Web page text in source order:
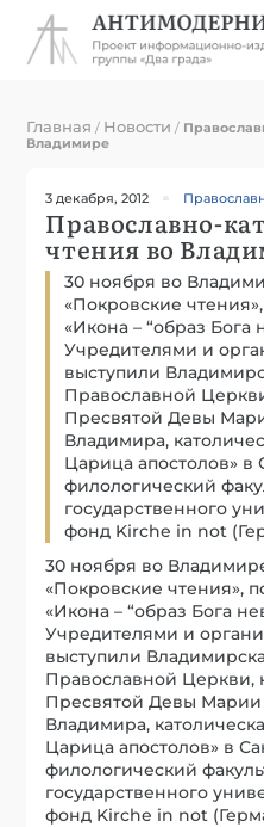
Главная / Новости /
Владимире
3 декабря, 2012
Православно-
чтения во
30 ноября во
«Покровские
«Икона – “образ Бога
Учредителями и
выступили
Православной
Пресвятой Девы
Владимира,
Царица апостолов» в
филологический
государственного
фонд Kirche in not
30 ноября во
«Покровские чтения»,
«Икона – “образ Бога
Учредителями и
выступили
Православной Церкви,
Пресвятой Девы Марии
Владимира,
Царица апостолов» в
филологический
государственного
фонд Kirche in not